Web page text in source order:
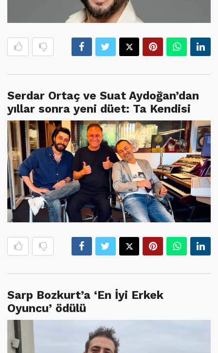
Serdar Ortaç ve Suat Aydoğan’dan
yıllar sonra yeni düet: Ta Kendisi
Sarp Bozkurt’a ‘En İyi Erkek
Oyuncu’ ödülü